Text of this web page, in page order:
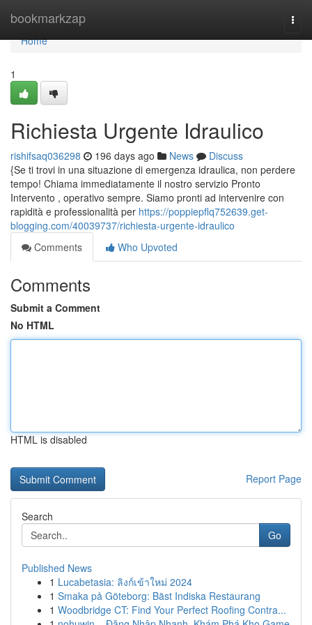
bookmarkzap
Home
Home
1
Richiesta Urgente Idraulico
rishifsaq036298 196 days ago News
Discuss
{Se ti trovi in una situazione di emergenza idraulica, non perdere
tempo! Chiama immediatamente il nostro servizio Pronto
Intervento , operativo sempre. Siamo pronti ad intervenire con
rapidità e professionalità per https://poppiepflq752639.get-
blogging.com/40039737/richiesta-urgente-idraulico
Comments
Who Upvoted
Comments
Submit a Comment
No HTML
HTML is disabled
Report Page
Search
Go
Published News
1 Lucabetasia: ลิงก์เข้าใหม่ 2024
1 Smaka på Göteborg: Bäst Indiska Restaurang
1 Woodbridge CT: Find Your Perfect Roofing Contra...